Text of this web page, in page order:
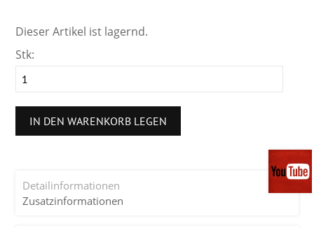
Dieser Artikel ist lagernd.
Stk:
IN DEN WARENKORB LEGEN
Detailinformationen
Zusatzinformationen